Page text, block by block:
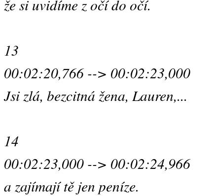
že si uvidíme z očí do očí.
13
00:02:20,766 --> 00:02:23,000
Jsi zlá, bezcitná žena, Lauren,...
14
00:02:23,000 --> 00:02:24,966
a zajímají tě jen peníze.